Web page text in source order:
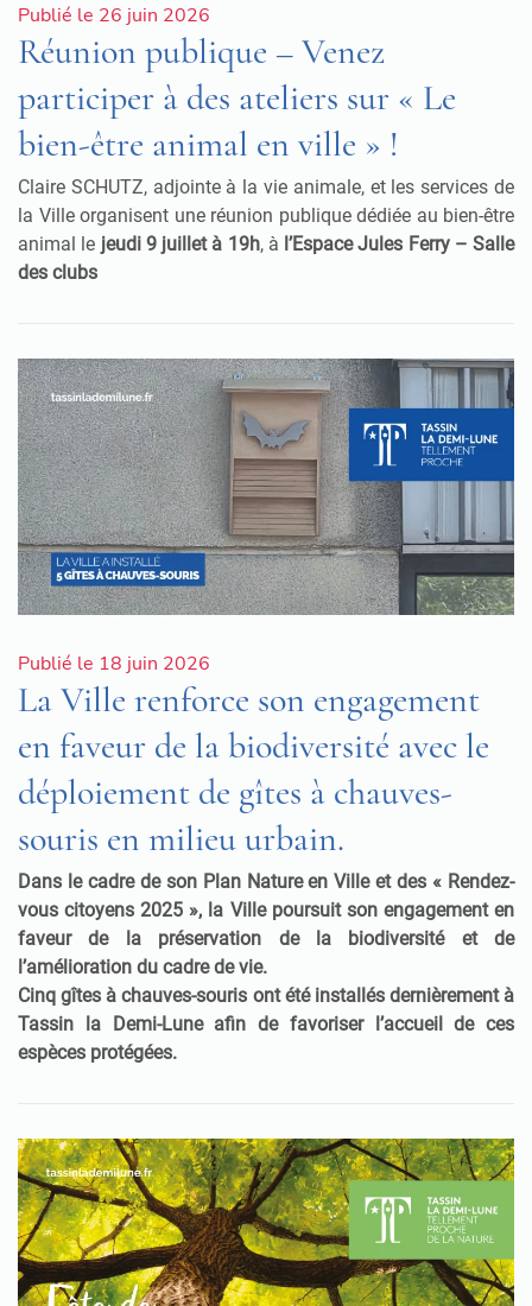
Publié le 26 juin 2026
Réunion publique – Venez
participer à des ateliers sur « Le
bien-être animal en ville » !
Claire SCHUTZ, adjointe à la vie animale, et les services de
la Ville organisent une réunion publique dédiée au bien-être
animal le jeudi 9 juillet à 19h, à l’Espace Jules Ferry – Salle
des clubs
Publié le 18 juin 2026
La Ville renforce son engagement
en faveur de la biodiversité avec le
déploiement de gîtes à chauves-
souris en milieu urbain.
Dans le cadre de son Plan Nature en Ville et des « Rendez-
vous citoyens 2025 », la Ville poursuit son engagement en
faveur de la préservation de la biodiversité et de
l’amélioration du cadre de vie.
Cinq gîtes à chauves-souris ont été installés dernièrement à
Tassin la Demi-Lune afin de favoriser l’accueil de ces
espèces protégées.